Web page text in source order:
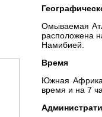
Омываемая
расположена
Намибией.
Время
Южная Африка
время и на 7